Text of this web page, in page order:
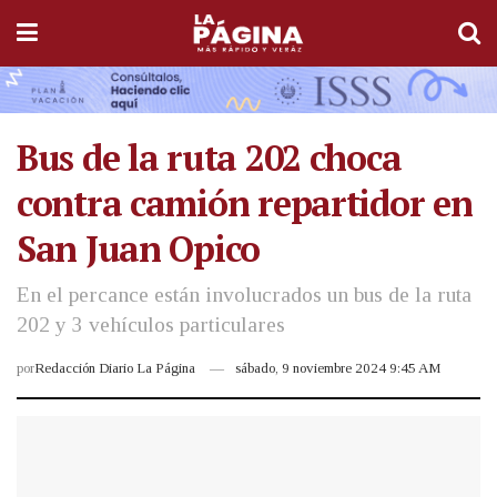
Bus de la ruta 202 choca
contra camión repartidor en
San Juan Opico
En el percance están involucrados un bus de la ruta
202 y 3 vehículos particulares
porRedacción Diario La Página sábado, 9 noviembre 2024 9:45 AM